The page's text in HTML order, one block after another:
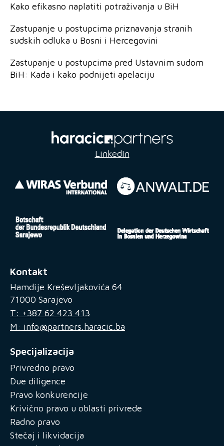
Kako efikasno naplatiti potraživanja u BiH
Zastupanje u postupcima priznavanja stranih
sudskih odluka u Bosni i Hercegovini
Zastupanje u postupcima pred Ustavnim sudom
BiH: Kada i kako podnijeti apelaciju
LinkedIn
Kontakt
Hamdije Kreševljakovića 64
71000 Sarajevo
T: +387 62 423 413
M: info@partners.haracic.ba
Specijalizacija
Privredno pravo
Due diligence
Pravo konkurencije
Krivično pravo u oblasti privrede
Radno pravo
Stečaj i likvidacija